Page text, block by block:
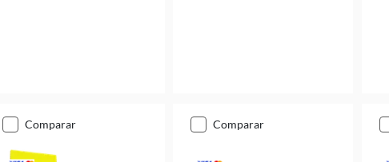
comparar comparar